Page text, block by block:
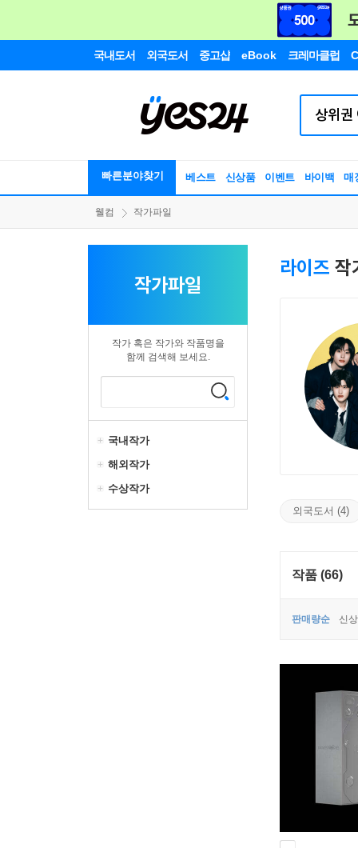
국내도서 외국도서 중고샵 eBook 크레마클럽
빠른분야찾기 베스트 신상품 이벤트 바이백 매
웰컴 작가파일
작가파일
작가 혹은 작가와 작품명을
함께 검색해 보세요.
국내작가
해외작가
수상작가
라이즈 작
외국도서 (4)
작품 (66)
판매량순 신